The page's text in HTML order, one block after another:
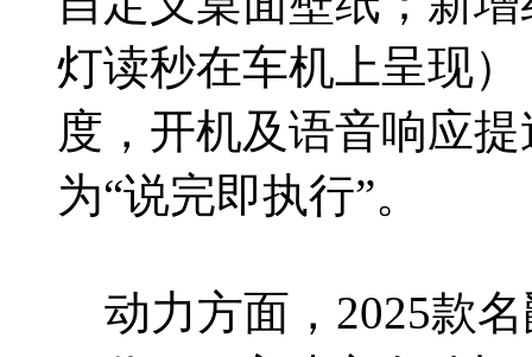
灯读秒在车机上呈现
度，开机及语音响应
为“说完即执行”。
动力方面，2025款